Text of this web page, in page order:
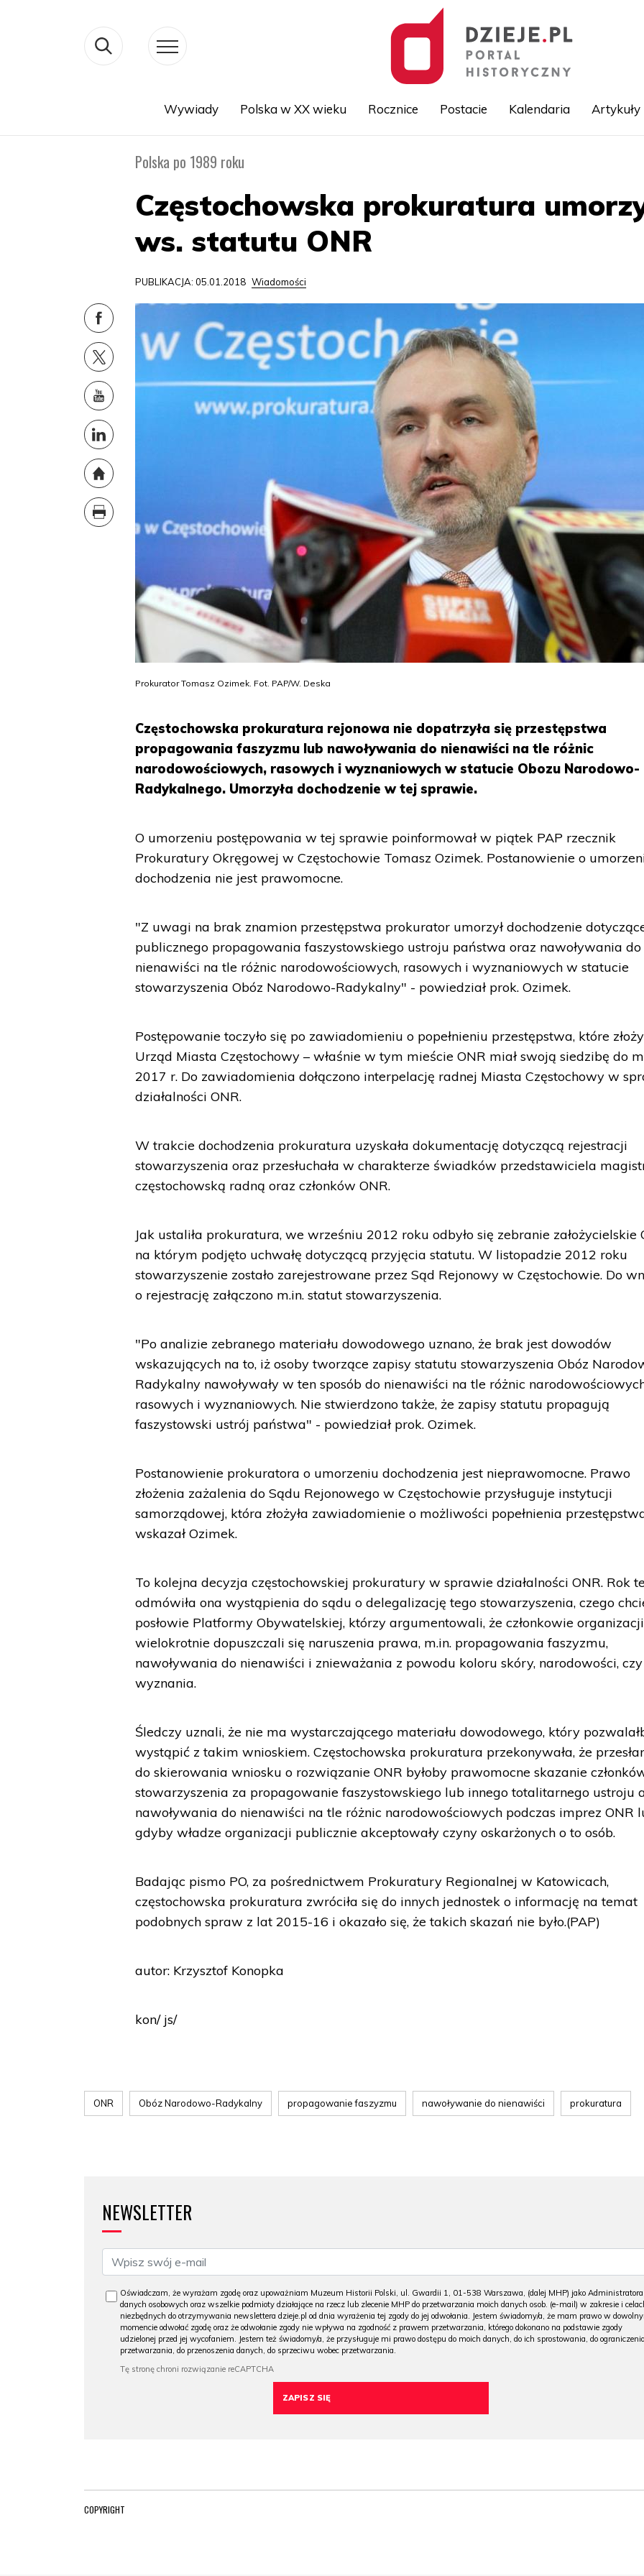
Wywiady Polska w XX wieku Rocznice Postacie Kalendaria Artykuły
Polska po 1989 roku
Częstochowska prokuratura
ws. statutu ONR
PUBLIKACJA: 05.01.2018 Wiadomości
Prokurator Tomasz Ozimek. Fot. PAP/W. Deska
Częstochowska prokuratura rejonowa nie dopatrzyła się przestępstwa
propagowania faszyzmu lub nawoływania do nienawiści na tle różnic
narodowościowych, rasowych i wyznaniowych w statucie Obozu Narodowo-
Radykalnego. Umorzyła dochodzenie w tej sprawie.
O umorzeniu postępowania w tej sprawie poinformował w piątek PAP rzecznik
Prokuratury Okręgowej w Częstochowie Tomasz Ozimek. Postanowienie o
dochodzenia nie jest prawomocne.
"Z uwagi na brak znamion przestępstwa prokurator umorzył dochodzenie
publicznego propagowania faszystowskiego ustroju państwa oraz nawoływania do
nienawiści na tle różnic narodowościowych, rasowych i wyznaniowych w statucie
stowarzyszenia Obóz Narodowo-Radykalny" - powiedział prok. Ozimek.
Postępowanie toczyło się po zawiadomieniu o popełnieniu przestępstwa, które
Urząd Miasta Częstochowy – właśnie w tym mieście ONR miał swoją siedzibę do
2017 r. Do zawiadomienia dołączono interpelację radnej Miasta Częstochowy w
działalności ONR.
W trakcie dochodzenia prokuratura uzyskała dokumentację dotyczącą rejestracji
stowarzyszenia oraz przesłuchała w charakterze świadków przedstawiciela
częstochowską radną oraz członków ONR.
Jak ustaliła prokuratura, we wrześniu 2012 roku odbyło się zebranie założycielskie
na którym podjęto uchwałę dotyczącą przyjęcia statutu. W listopadzie 2012 roku
stowarzyszenie zostało zarejestrowane przez Sąd Rejonowy w Częstochowie. Do
o rejestrację załączono m.in. statut stowarzyszenia.
"Po analizie zebranego materiału dowodowego uznano, że brak jest dowodów
wskazujących na to, iż osoby tworzące zapisy statutu stowarzyszenia Obóz
Radykalny nawoływały w ten sposób do nienawiści na tle różnic
rasowych i wyznaniowych. Nie stwierdzono także, że zapisy statutu propagują
faszystowski ustrój państwa" - powiedział prok. Ozimek.
Postanowienie prokuratora o umorzeniu dochodzenia jest nieprawomocne. Prawo
złożenia zażalenia do Sądu Rejonowego w Częstochowie przysługuje instytucji
samorządowej, która złożyła zawiadomienie o możliwości popełnienia
wskazał Ozimek.
To kolejna decyzja częstochowskiej prokuratury w sprawie działalności ONR. Rok
odmówiła ona wystąpienia do sądu o delegalizację tego stowarzyszenia, czego
posłowie Platformy Obywatelskiej, którzy argumentowali, że członkowie organizacji
wielokrotnie dopuszczali się naruszenia prawa, m.in. propagowania faszyzmu,
nawoływania do nienawiści i znieważania z powodu koloru skóry, narodowości, czy
wyznania.
Śledczy uznali, że nie ma wystarczającego materiału dowodowego, który
wystąpić z takim wnioskiem. Częstochowska prokuratura przekonywała, że
do skierowania wniosku o rozwiązanie ONR byłoby prawomocne skazanie
stowarzyszenia za propagowanie faszystowskiego lub innego totalitarnego ustroju
nawoływania do nienawiści na tle różnic narodowościowych podczas imprez ONR
gdyby władze organizacji publicznie akceptowały czyny oskarżonych o to osób.
Badając pismo PO, za pośrednictwem Prokuratury Regionalnej w Katowicach,
częstochowska prokuratura zwróciła się do innych jednostek o informację na temat
podobnych spraw z lat 2015-16 i okazało się, że takich skazań nie było.(PAP)
autor: Krzysztof Konopka
kon/ js/
ONR Obóz Narodowo-Radykalny propagowanie faszyzmu nawoływanie do nienawiści prokuratura
NEWSLETTER
Oświadczam, że wyrażam zgodę oraz upoważniam Muzeum Historii Polski, ul. Gwardii 1, 01-538 Warszawa, (dalej MHP) jako Administratora
danych osobowych oraz wszelkie podmioty działające na rzecz lub zlecenie MHP do przetwarzania moich danych osob. (e-mail) w zakresie i
niezbędnych do otrzymywania newslettera dzieje.pl od dnia wyrażenia tej zgody do jej odwołania. Jestem świadomy/a, że mam prawo w
momencie odwołać zgodę oraz że odwołanie zgody nie wpływa na zgodność z prawem przetwarzania, którego dokonano na podstawie zgody
udzielonej przed jej wycofaniem. Jestem też świadomy/a, że przysługuje mi prawo dostępu do moich danych, do ich sprostowania, do ograniczenia
przetwarzania, do przenoszenia danych, do sprzeciwu wobec przetwarzania.
COPYRIGHT